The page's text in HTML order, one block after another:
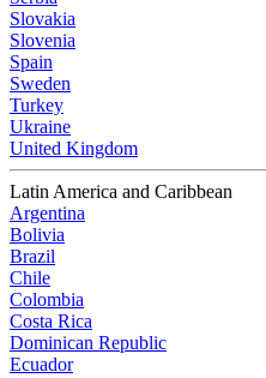
Slovakia
Slovenia
Spain
Sweden
Turkey
Ukraine
United Kingdom
Latin America and Caribbean
Argentina
Bolivia
Brazil
Chile
Colombia
Costa Rica
Dominican Republic
Ecuador